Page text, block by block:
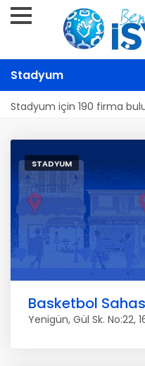
Stadyum
Stadyum için 190 firma
STADYUM
Basketbol
Yenigün, Gül Sk. No:22,